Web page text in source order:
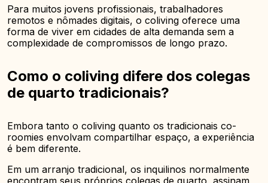
Para muitos jovens profissionais, trabalhadores
remotos e nômades digitais, o coliving oferece uma
forma de viver em cidades de alta demanda sem a
complexidade de compromissos de longo prazo.
Como o coliving difere dos colegas
de quarto tradicionais?
Embora tanto o coliving quanto os tradicionais co-
roomies envolvam compartilhar espaço, a experiência
é bem diferente.
Em um arranjo tradicional, os inquilinos normalmente
encontram seus próprios colegas de quarto, assinam